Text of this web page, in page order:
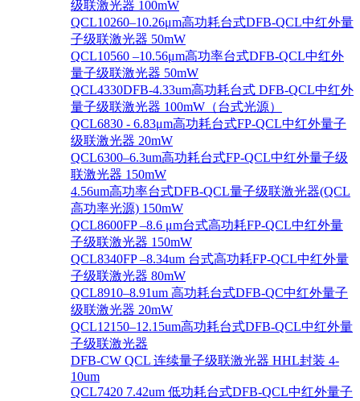
级联激光器 100mW
QCL10260–10.26μm高功耗台式DFB-QCL中红外量
子级联激光器 50mW
QCL10560 –10.56μm高功率台式DFB-QCL中红外
量子级联激光器 50mW
QCL4330DFB-4.33um高功耗台式 DFB-QCL中红外
量子级联激光器 100mW（台式光源）
QCL6830 - 6.83μm高功耗台式FP-QCL中红外量子
级联激光器 20mW
QCL6300–6.3um高功耗台式FP-QCL中红外量子级
联激光器 150mW
4.56um高功率台式DFB-QCL量子级联激光器(QCL
高功率光源) 150mW
QCL8600FP –8.6 μm台式高功耗FP-QCL中红外量
子级联激光器 150mW
QCL8340FP –8.34um 台式高功耗FP-QCL中红外量
子级联激光器 80mW
QCL8910–8.91um 高功耗台式DFB-QC中红外量子
级联激光器 20mW
QCL12150–12.15um高功耗台式DFB-QCL中红外量
子级联激光器
DFB-CW QCL 连续量子级联激光器 HHL封装 4-
10um
QCL7420 7.42um 低功耗台式DFB-QCL中红外量子